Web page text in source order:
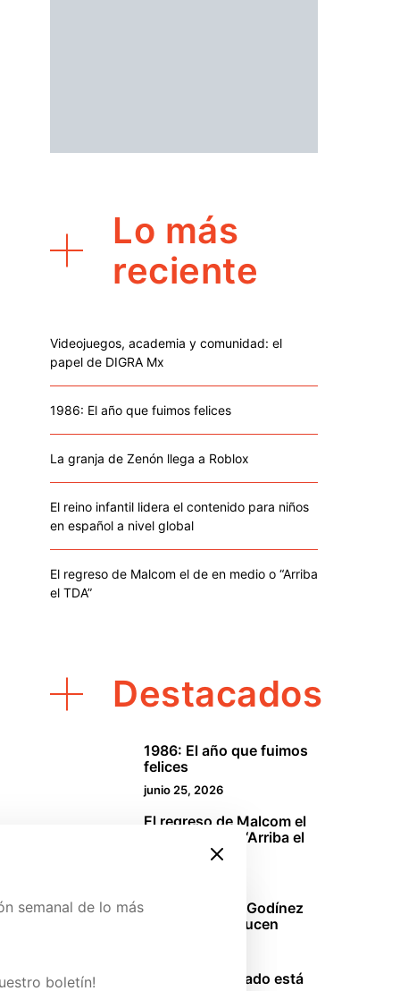
Lo más
reciente
Videojuegos, academia y comunidad: el
papel de DIGRA Mx
1986: El año que fuimos felices
La granja de Zenón llega a Roblox
El reino infantil lidera el contenido para niños
en español a nivel global
El regreso de Malcom el de en medio o “Arriba
el TDA”
Destacados
1986: El año que fuimos
felices
junio 25, 2026
El regreso de Malcom el
de en medio o “Arriba el
3
La oficina: Los Godínez
mexicanos se lucen
4
Sinners: El pecado está
de Patreon y conoce
semanal de lo más
boletín!